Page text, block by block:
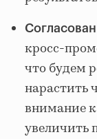
кросс-
что будем
нарастить
внимание
увеличить